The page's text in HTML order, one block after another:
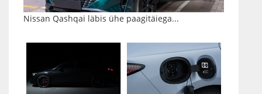
Nissan Qashqai läbis ühe paagitäiega...